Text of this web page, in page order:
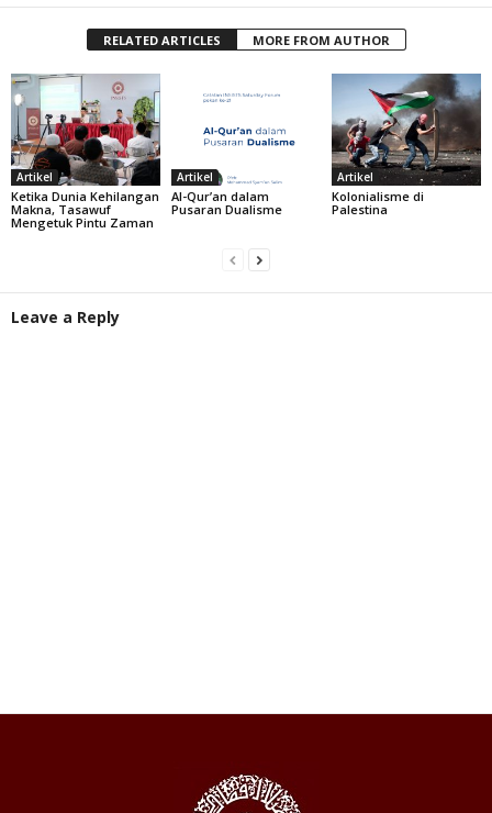
RELATED ARTICLES MORE FROM AUTHOR
Artikel
Ketika Dunia Kehilangan
Makna, Tasawuf
Mengetuk Pintu Zaman
Artikel
Al-Qur’an dalam
Pusaran Dualisme
Artikel
Kolonialisme di
Palestina
Leave a Reply